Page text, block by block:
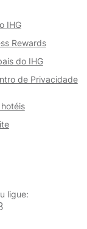
IHG
Rewards
do IHG
de Privacidade
ligue: